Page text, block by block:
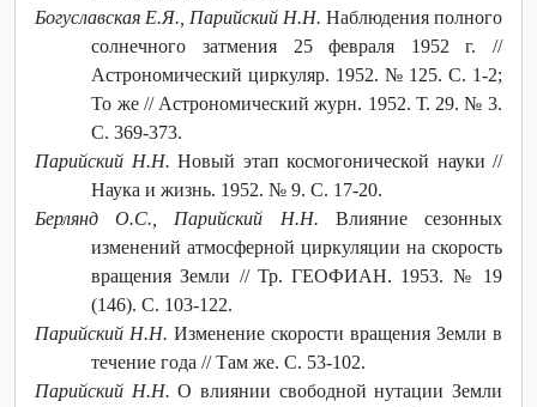
Богуславская Е.Я., Парийский Н.Н. Наблюдения полного
солнечного затмения 25 февраля 1952 г. //
Астрономический циркуляр. 1952. № 125. С. 1-2;
То же // Астрономический журн. 1952. Т. 29. № 3.
С. 369-373.
Парийский Н.Н. Новый этап космогонической науки //
Наука и жизнь. 1952. № 9. С. 17-20.
Берлянд О.С., Парийский Н.Н. Влияние сезонных
изменений атмосферной циркуляции на скорость
вращения Земли // Тр. ГЕОФИАН. 1953. № 19
(146). С. 103-122.
Парийский Н.Н. Изменение скорости вращения Земли в
течение года // Там же. С. 53-102.
Парийский Н.Н. О влиянии свободной нутации Земли